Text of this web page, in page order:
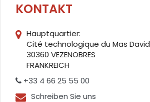
KONTAKT
Hauptquartier:
Cité technologique du Mas David
30360 VEZENOBRES
FRANKREICH
+33 4 66 25 55 00
Schreiben Sie uns